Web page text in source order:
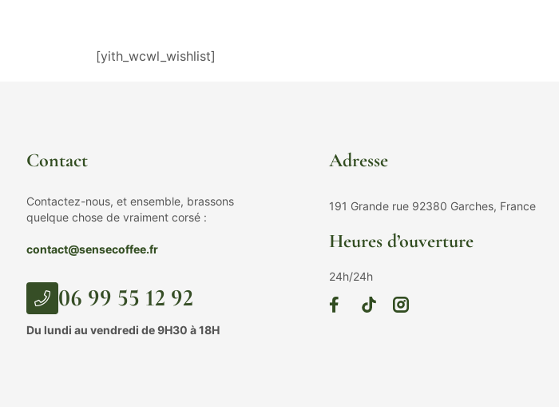
[yith_wcwl_wishlist]
Contact
Contactez-nous, et ensemble, brassons
quelque chose de vraiment corsé :
contact@sensecoffee.fr
06 99 55 12 92
Du lundi au vendredi de 9H30 à 18H
Adresse
191 Grande rue 92380 Garches, France
Heures d’ouverture
24h/24h